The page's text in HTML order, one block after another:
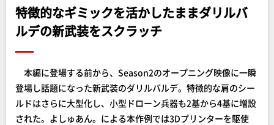
特徴的なギミックを活かしたままダリルバ
ルデの新武装をスクラッチ
本編に登場する前から、Season2のオープニング映像に一瞬
登場し話題になった新武装のダリルバルデ。特徴的な肩のシー
ルドはさらに大型化し、小型ドローン兵器も2基から4基に増設
された。よしゅあん。による本作例では3Dプリンターを駆使